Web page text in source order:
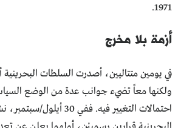
1971.
أزمة بلا مخرج
في يومين متتاليين، أصدرت السلطات البحرينية
ولكنها معاً تضيء جوانب عدة من الوضع
احتمالات التغيير فيه. ففي